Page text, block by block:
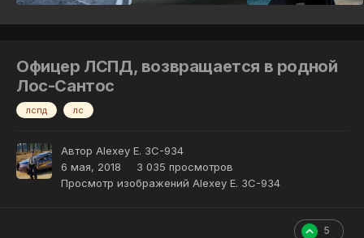
Офицер ЛСПД, возвращается в родной
Лос-Сантос
лспд лс
Автор Alexey E. 3C-934
6 мая, 2018
3 035 просмотров
Просмотр изображений Alexey E. 3C-934
5